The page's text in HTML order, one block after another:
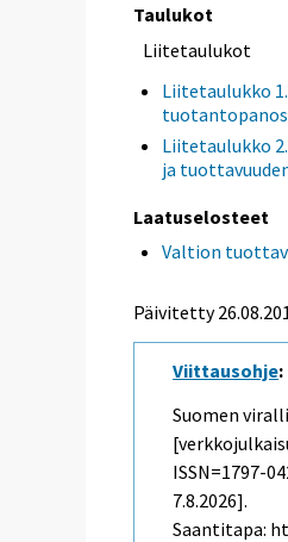
Taulukot
Liitetaulukot
Liitetaulukko
Liitetaulukko
ja
Laatuselosteet
Valtion
Päivitetty
Viittausohje:
Suomen
ISSN=1797-
7.8.2026].
Saantitapa: